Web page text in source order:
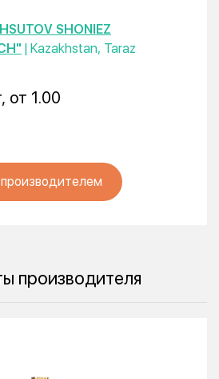
SHONIEZ
| Kazakhstan, Taraz
от 1.00
производителя